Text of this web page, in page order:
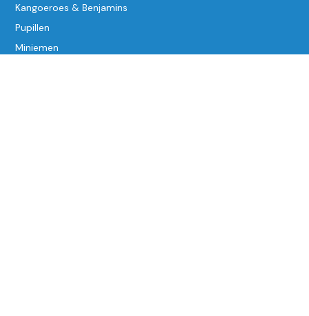
Kangoeroes & Benjamins
Pupillen
Miniemen